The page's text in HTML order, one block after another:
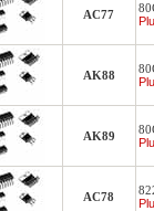
AC77
AK88
AK89
AC78